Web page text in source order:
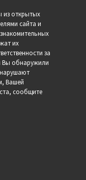
из открытых
сайта и
их
за
Вы обнаружили
Вашей
сообщите